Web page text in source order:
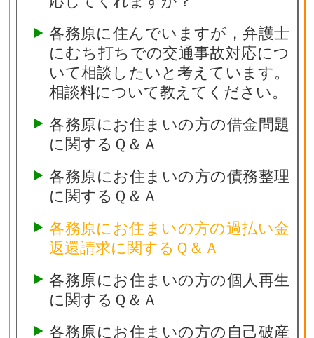
各務原に住んでいますが，弁護士
にむち打ちでの交通事故対応につ
いて相談したいと考えています。
相談料について教えてください。
各務原にお住まいの方の借金問題
に関するＱ＆Ａ
各務原にお住まいの方の債務整理
に関するＱ＆Ａ
各務原にお住まいの方の過払い金
返還請求に関するＱ＆Ａ
各務原にお住まいの方の個人再生
に関するＱ＆Ａ
各務原にお住まいの方の自己破産